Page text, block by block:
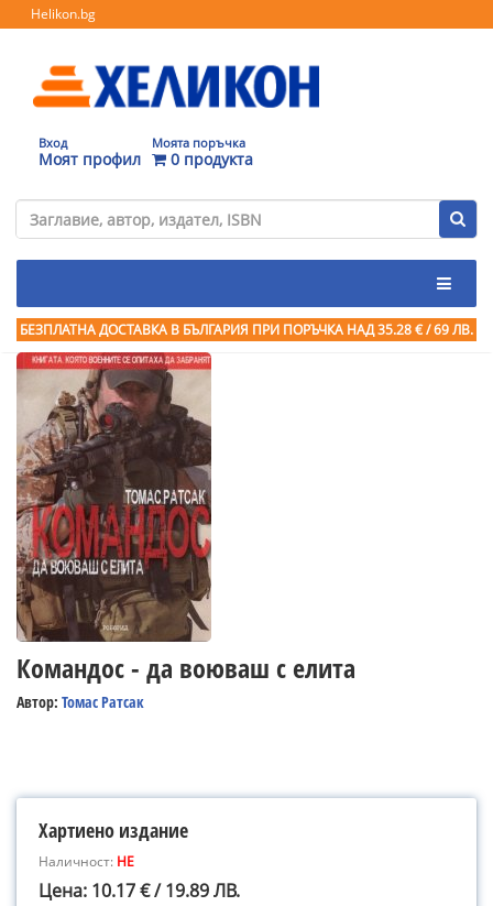
Helikon.bg
Вход
Моят профил
Моята поръчка
0 продукта
БЕЗПЛАТНА ДОСТАВКА В БЪЛГАРИЯ ПРИ ПОРЪЧКА НАД 35.28 € / 69 ЛВ.
Командос - да воюваш с елита
Автор: Томас Ратсак
Хартиено издание
Наличност: НЕ
Цена: 10.17 € / 19.89 ЛВ.